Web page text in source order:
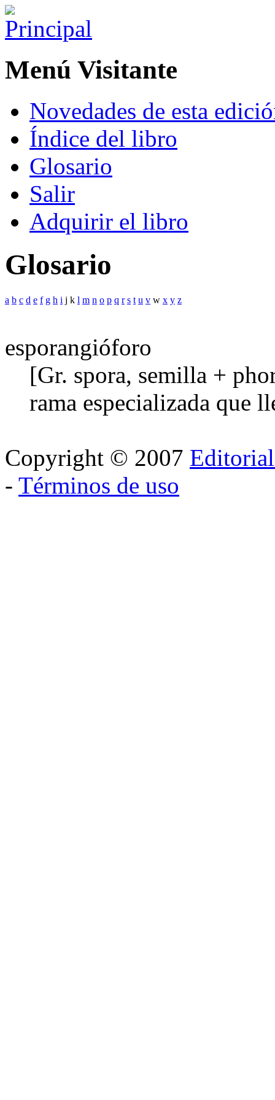
Menú Visitante
Novedades de esta
Índice del libro
Glosario
Salir
Adquirir el libro
Glosario
a b c d e f g h i j k l m n o p q r s t u v w x y z
esporangióforo
[Gr. spora, semilla +
rama especializada que
Copyright © 2007
- Términos de uso